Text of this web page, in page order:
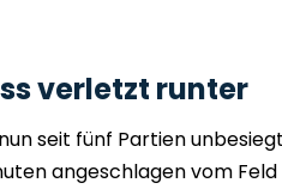
verletzt runter
seit fünf Partien
angeschlagen vom